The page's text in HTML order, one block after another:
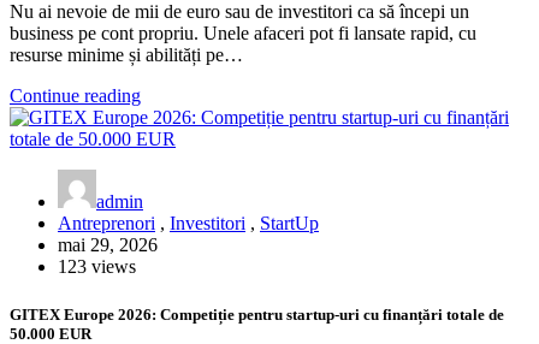
Nu ai nevoie de mii de euro sau de investitori ca să începi un
business pe cont propriu. Unele afaceri pot fi lansate rapid, cu
resurse minime și abilități pe…
Continue reading
admin
Antreprenori , Investitori , StartUp
mai 29, 2026
123 views
GITEX Europe 2026: Competiție pentru startup-uri cu finanțări totale de
50.000 EUR